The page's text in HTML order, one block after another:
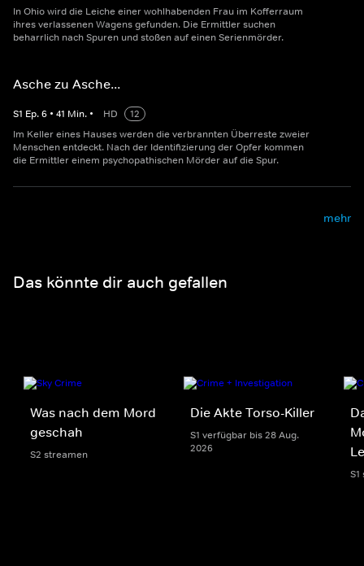
In Ohio wird die Leiche einer wohlhabenden Frau im Kofferraum
ihres verlassenen Wagens gefunden. Die Ermittler suchen
beharrlich nach Spuren und stoßen auf einen Serienmörder.
Asche zu Asche...
S1 Ep.6 • 41 Min. • HD
12
Im Keller eines Hauses werden die verbrannten Überreste zweier
Menschen entdeckt. Nach der Identifizierung der Opfer kommen
die Ermittler einem psychopathischen Mörder auf die Spur.
mehr
Das könnte dir auch gefallen
Was nach dem Mord
geschah
S2 streamen
Die Akte Torso-Killer
S1 verfügbar bis 28 Aug.
2026